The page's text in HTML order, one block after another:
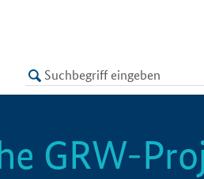
LISTE
GRW-